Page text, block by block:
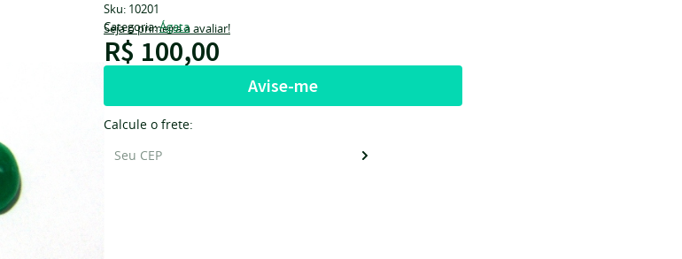
Sku: 10201
Categoria:Ágata
Seja o primeira a avaliar!
R$ 100,00
Avise-me
Calcule o frete: